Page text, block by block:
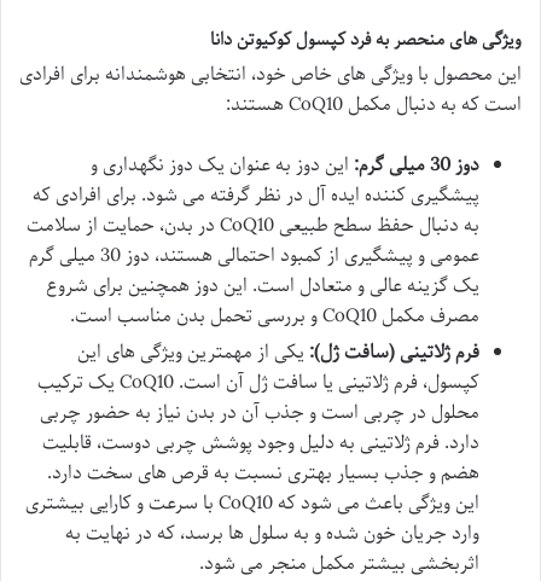
ویژگی های منحصر به فرد کپسول کوکیوتن دانا
این محصول با ویژگی های خاص خود، انتخابی هوشمندانه برای افرادی
است که به دنبال مکمل CoQ10 هستند:
دوز 30 میلی گرم:
این دوز به عنوان یک دوز نگهداری و
پیشگیری کننده ایده آل در نظر گرفته می شود. برای افرادی که
به دنبال حفظ سطح طبیعی CoQ10 در بدن، حمایت از سلامت
عمومی و پیشگیری از کمبود احتمالی هستند، دوز 30 میلی گرم
یک گزینه عالی و متعادل است. این دوز همچنین برای شروع
مصرف مکمل CoQ10 و بررسی تحمل بدن مناسب است.
فرم ژلاتینی (سافت ژل): یکی از مهمترین ویژگی های این
کپسول، فرم ژلاتینی یا سافت ژل آن است. CoQ10 یک ترکیب
محلول در چربی است و جذب آن در بدن نیاز به حضور چربی
دارد. فرم ژلاتینی به دلیل وجود پوشش چربی دوست، قابلیت
هضم و جذب بسیار بهتری نسبت به قرص های سخت دارد.
این ویژگی باعث می شود که CoQ10 با سرعت و کارایی بیشتری
وارد جریان خون شده و به سلول ها برسد، که در نهایت به
اثربخشی بیشتر مکمل منجر می شود.